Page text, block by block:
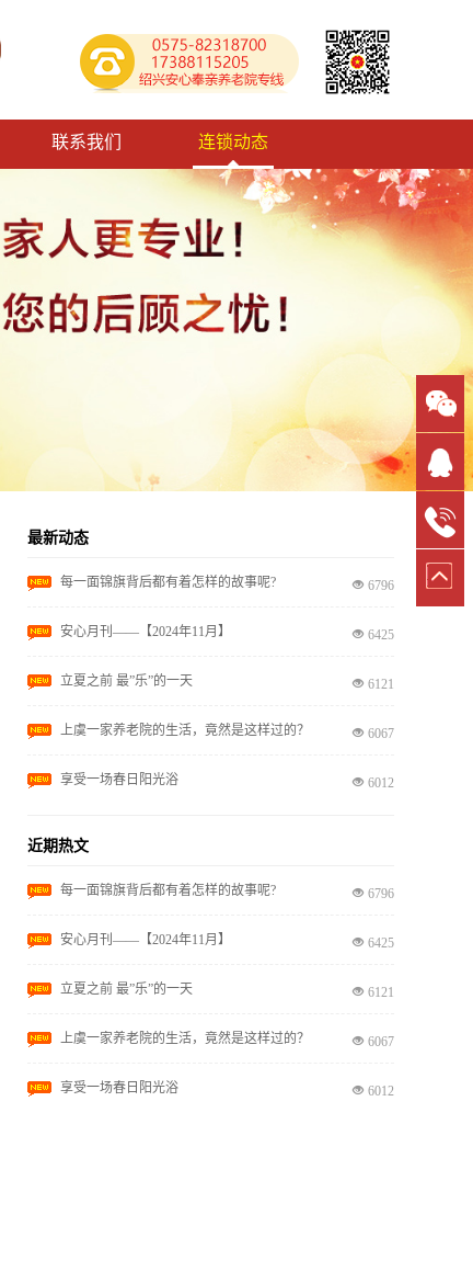
联系我们 连锁动态
最新动态
每一面锦旗背后都有着怎样的故事呢? 6796
安心月刊——【2024年11月】 6425
立夏之前 最”乐”的一天 6121
上虞一家养老院的生活，竟然是这样过的？ 6067
享受一场春日阳光浴 6012
近期热文
每一面锦旗背后都有着怎样的故事呢? 6796
安心月刊——【2024年11月】 6425
立夏之前 最”乐”的一天 6121
上虞一家养老院的生活，竟然是这样过的？ 6067
享受一场春日阳光浴 6012